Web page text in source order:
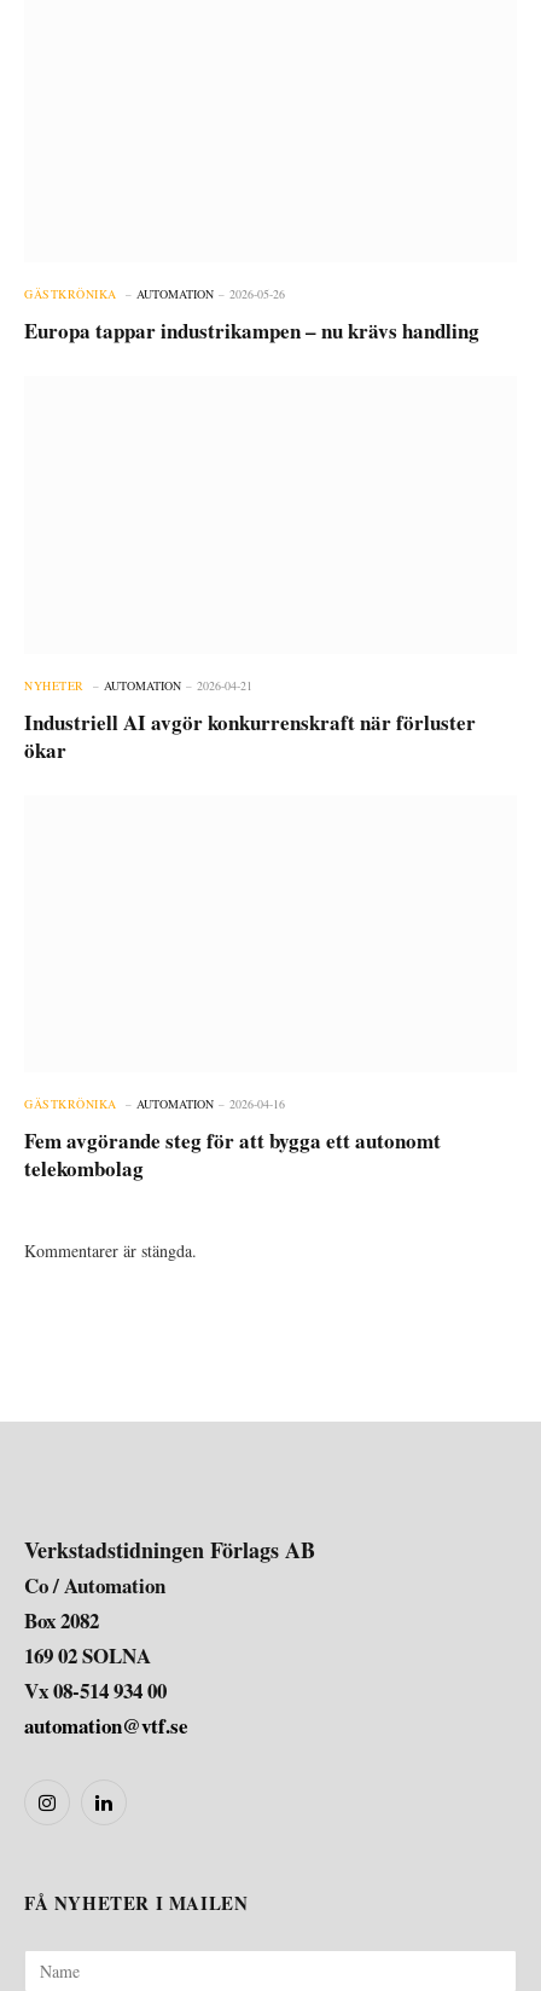
GÄSTKRÖNIKA AUTOMATION 2026-05-26
Europa tappar industrikampen – nu krävs handling
NYHETER AUTOMATION 2026-04-21
Industriell AI avgör konkurrenskraft när förluster
ökar
GÄSTKRÖNIKA AUTOMATION 2026-04-16
Fem avgörande steg för att bygga ett autonomt
telekombolag
Kommentarer är stängda.
Verkstadstidningen Förlags AB
Co / Automation
Box 2082
169 02 SOLNA
Vx 08-514 934 00
automation@vtf.se
InstagramLinkedIn
FÅ NYHETER I MAILEN